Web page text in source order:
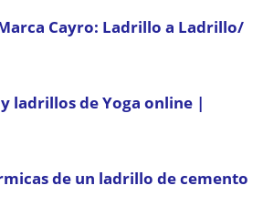
Cayro: Ladrillo a Ladrillo/
ladrillos de Yoga online |
de un ladrillo de cemento